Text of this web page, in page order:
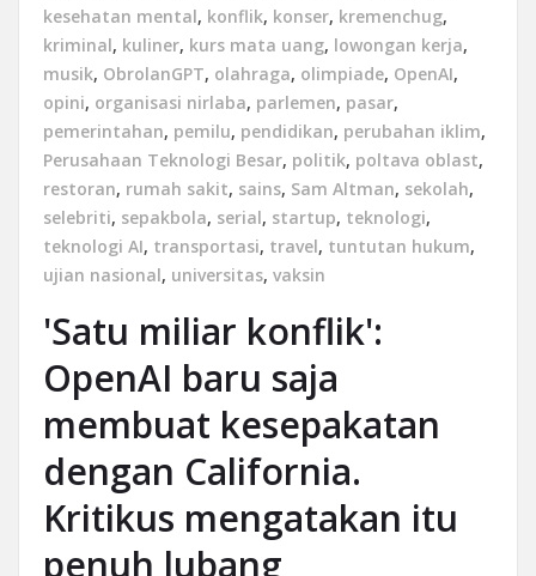
kesehatan mental, konflik, konser, kremenchug,
kriminal, kuliner, kurs mata uang, lowongan kerja,
musik, ObrolanGPT, olahraga, olimpiade, OpenAI,
opini, organisasi nirlaba, parlemen, pasar,
pemerintahan, pemilu, pendidikan, perubahan iklim,
Perusahaan Teknologi Besar, politik, poltava oblast,
restoran, rumah sakit, sains, Sam Altman, sekolah,
selebriti, sepakbola, serial, startup, teknologi,
teknologi AI, transportasi, travel, tuntutan hukum,
ujian nasional, universitas, vaksin
'Satu miliar konflik':
OpenAI baru saja
membuat kesepakatan
dengan California.
Kritikus mengatakan itu
penuh lubang